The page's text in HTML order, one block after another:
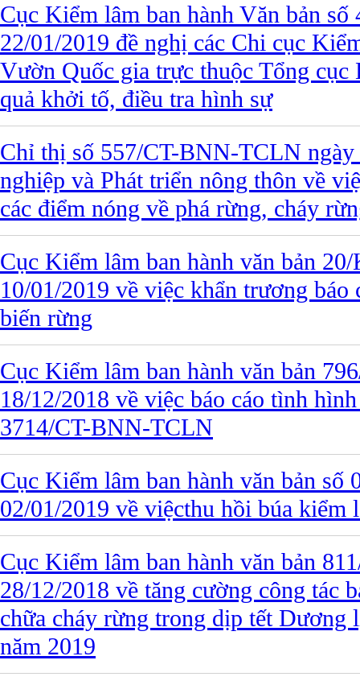
Cục Kiểm lâm ban hành Văn bản
22/01/2019 đề nghị các Chi cục
Vườn Quốc gia trực thuộc Tổng cục
quả khởi tố, điều tra hình sự
Chỉ thị số 557/CT-BNN-TCLN
nghiệp và Phát triển nông thôn về
các điểm nóng về phá rừng, cháy
Cục Kiểm lâm ban hành văn bản
10/01/2019 về việc khẩn trương báo
biến rừng
Cục Kiểm lâm ban hành văn bản
18/12/2018 về việc báo cáo tình
3714/CT-BNN-TCLN
Cục Kiểm lâm ban hành văn bản
02/01/2019 về việcthu hồi búa kiểm
Cục Kiểm lâm ban hành văn bản
28/12/2018 về tăng cường công tác
chữa cháy rừng trong dịp tết Dương
năm 2019